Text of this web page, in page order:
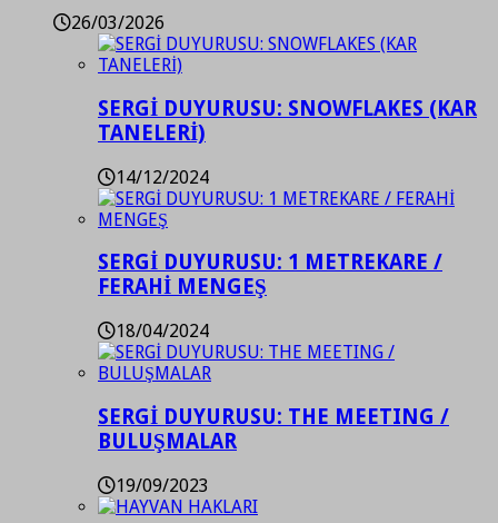
26/03/2026
SERGİ DUYURUSU: SNOWFLAKES (KAR
TANELERİ)
14/12/2024
SERGİ DUYURUSU: 1 METREKARE /
FERAHİ MENGEŞ
18/04/2024
SERGİ DUYURUSU: THE MEETING /
BULUŞMALAR
19/09/2023